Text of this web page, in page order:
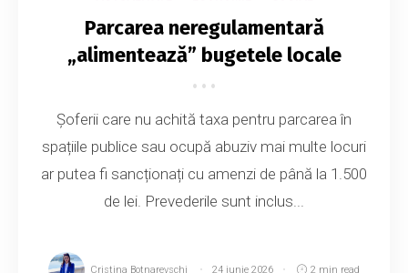
Parcarea neregulamentară
„alimentează” bugetele locale
Șoferii care nu achită taxa pentru parcarea în
spațiile publice sau ocupă abuziv mai multe locuri
ar putea fi sancționați cu amenzi de până la 1.500
de lei. Prevederile sunt inclus...
Cristina Botnarevschi 24 iunie 2026 2 min read